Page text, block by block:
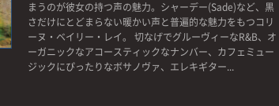
まうのが彼女の持つ声の魅力。シャーデー(Sade)など、黒
さだけにとどまらない暖かい声と普遍的な魅力をもつコリ
ーヌ・ベイリー・レイ。 切なげでグルーヴィーなR&B、オ
ーガニックなアコースティックなナンバー、カフェミュー
ジックにぴったりなボサノヴァ、エレキギター...